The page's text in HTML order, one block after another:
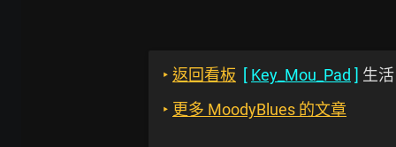
‣ 返回看板 [ Key_Mou_Pad ] 生活
‣ 更多 MoodyBlues 的文章